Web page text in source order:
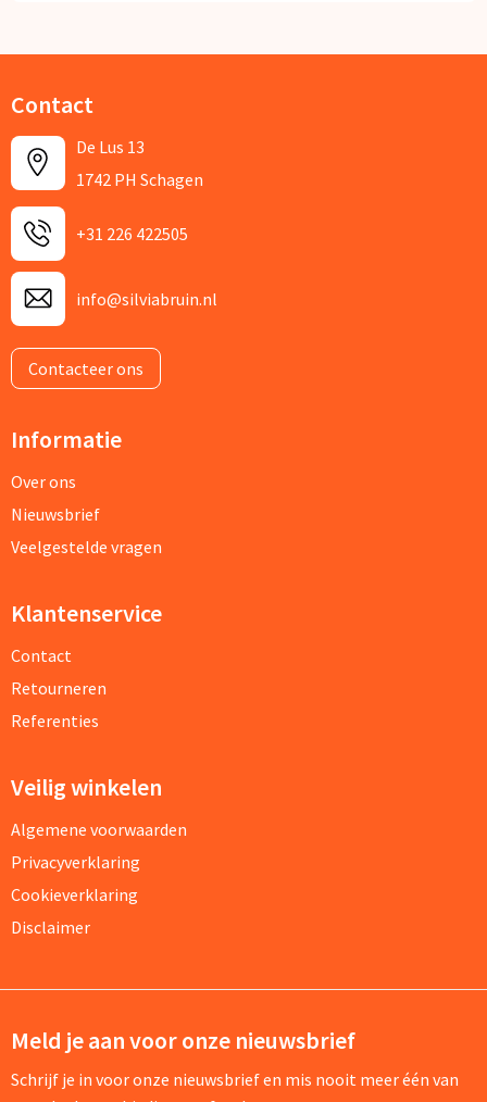
Contact
De Lus 13
1742 PH Schagen
+31 226 422505
info@silviabruin.nl
Contacteer ons
Informatie
Over ons
Nieuwsbrief
Veelgestelde vragen
Klantenservice
Contact
Retourneren
Referenties
Veilig winkelen
Algemene voorwaarden
Privacyverklaring
Cookieverklaring
Disclaimer
Meld je aan voor onze nieuwsbrief
Schrijf je in voor onze nieuwsbrief en mis nooit meer één van